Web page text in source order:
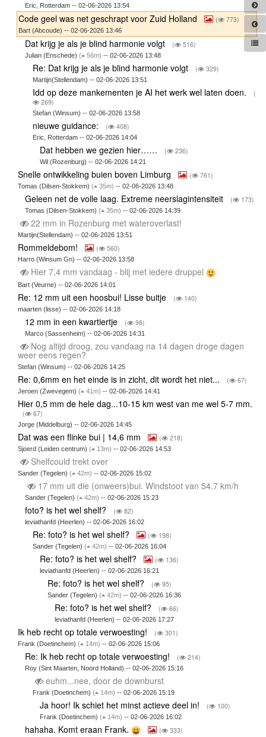
Eric, Rotterdam -- 02-06-2026 13:54
Code geel was net geschrapt voor Zuid Holland ( 773)
Bart (Abcoude) -- 02-06-2026 13:46
Dat krijg je als je blind harmonie volgt ( 516)
Julian (Enschede)( 56m) -- 02-06-2026 13:48
Re: Dat krijg je als je blind harmonie volgt ( 329)
Martijn(Stellendam) -- 02-06-2026 13:51
Idd op deze mankementen je AI het werk wel laten doen.
(
269)
Stefan (Winsum) -- 02-06-2026 13:58
nieuwe guidance: ( 408)
Eric, Rotterdam -- 02-06-2026 14:04
Dat hebben we gezien hier…… ( 236)
Wil (Rozenburg) -- 02-06-2026 14:21
Snelle ontwikkeling buien boven Limburg ( 761)
Tomas (Dilsen-Stokkem) ( 35m) -- 02-06-2026 13:48
Geleen net de volle laag. Extreme neerslagintensiteit ( 173)
Tomas (Dilsen-Stokkem)( 35m) -- 02-06-2026 14:39
22 mm in Rozenburg met wateroverlast!
Martijn(Stellendam) -- 02-06-2026 13:51
Rommeldebom! ( 560)
Harro (Winsum Gn) -- 02-06-2026 13:58
Hier 7,4 mm vandaag - blij met iedere druppel
Bart (Veurne) -- 02-06-2026 14:01
Re: 12 mm uit een hoosbui! Lisse buitje ( 140)
maarten (lisse) -- 02-06-2026 14:18
12 mm in een kwartiertje ( 98)
Marco (Sassenheim) -- 02-06-2026 14:31
Nog altijd droog, zou vandaag na 14 dagen droge dagen
weer eens regen?
Stefan (Winsum) -- 02-06-2026 14:25
Re: 0,6mm en het einde is in zicht, dit wordt het niet... ( 67)
Jeroen (Zwevegem) ( 41m) -- 02-06-2026 14:41
Hier 0,5 mm de hele dag...10-15 km west van me wel 5-7 mm.
( 67)
Jorge (Middelburg) -- 02-06-2026 14:45
Dat was een flinke bui | 14,6 mm ( 218)
Sjoerd (Leiden centrum) ( 13m) -- 02-06-2026 14:53
Shelfcould trekt over
Sander (Tegelen) ( 42m) -- 02-06-2026 15:02
17 mm uit die (onweers)bui. Windstoot van 54.7 km/h
Sander (Tegelen)( 42m) -- 02-06-2026 15:23
foto? is het wel shelf? ( 82)
leviathanfd (Heerlen) -- 02-06-2026 16:02
Re: foto? is het wel shelf? ( 198)
Sander (Tegelen) ( 42m) -- 02-06-2026 16:04
Re: foto? is het wel shelf? ( 136)
leviathanfd (Heerlen) -- 02-06-2026 16:21
Re: foto? is het wel shelf? ( 95)
Sander (Tegelen) ( 42m) -- 02-06-2026 16:36
Re: foto? is het wel shelf? ( 66)
leviathanfd (Heerlen) -- 02-06-2026 17:27
Ik heb recht op totale verwoesting! ( 301)
Frank (Doetinchem) ( 14m) -- 02-06-2026 15:06
Re: Ik heb recht op totale verwoesting! ( 214)
Roy (Sint Maarten, Noord Holland) -- 02-06-2026 15:16
euhm...nee, door de downburst
Frank (Doetinchem) ( 14m) -- 02-06-2026 15:19
Ja hoor! Ik schiet het minst actieve deel in! ( 100)
Frank (Doetinchem)( 14m) -- 02-06-2026 16:02
hahaha. Komt eraan Frank. ( 333)